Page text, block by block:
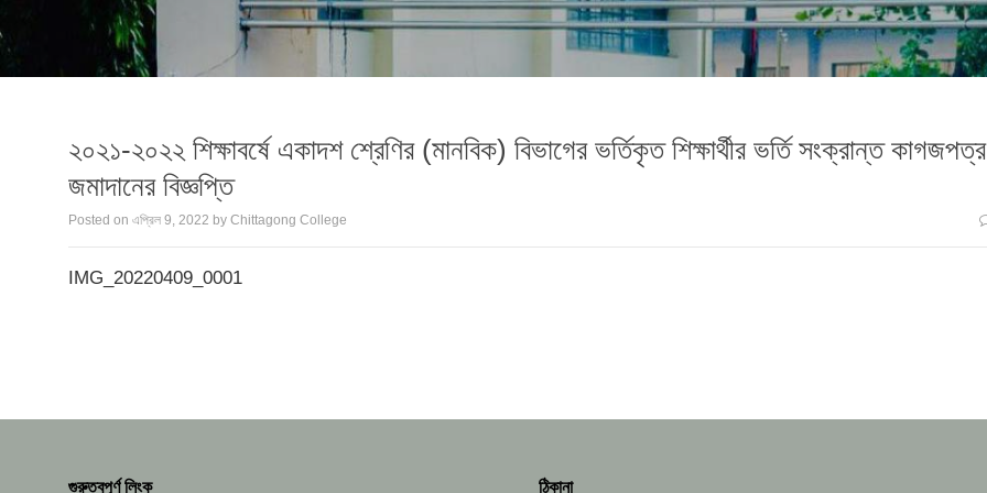
২০২১-২০২২ শিক্ষাবর্ষে একাদশ শ্রেণির (মানবিক) বিভাগের ভর্তিকৃত শিক্ষার্থীর ভর্তি সংক্রান্ত কাগজপত্র
জমাদানের বিজ্ঞপ্তি
Posted on এপ্রিল 9, 2022 by Chittagong College
IMG_20220409_0001
গুরুত্বপূর্ণ লিংক ঠিকানা